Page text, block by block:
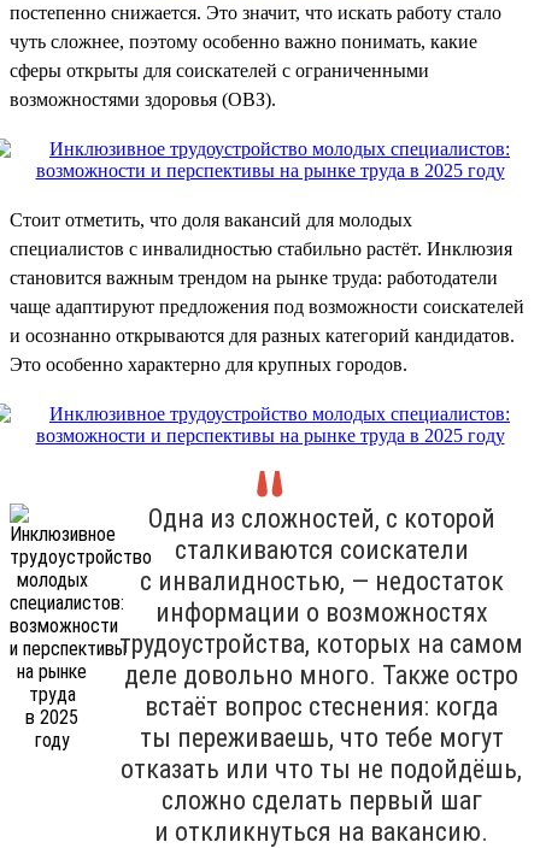
постепенно снижается. Это значит, что искать работу стало
чуть сложнее, поэтому особенно важно понимать, какие
сферы открыты для соискателей с ограниченными
возможностями здоровья (ОВЗ).
Стоит отметить, что доля вакансий для молодых
специалистов с инвалидностью стабильно растёт. Инклюзия
становится важным трендом на рынке труда: работодатели
чаще адаптируют предложения под возможности соискателей
и осознанно открываются для разных категорий кандидатов.
Это особенно характерно для крупных городов.
Одна из сложностей, с которой
сталкиваются соискатели
с инвалидностью, — недостаток
информации о возможностях
трудоустройства, которых на самом
деле довольно много. Также остро
встаёт вопрос стеснения: когда
ты переживаешь, что тебе могут
отказать или что ты не подойдёшь,
сложно сделать первый шаг
и откликнуться на вакансию.